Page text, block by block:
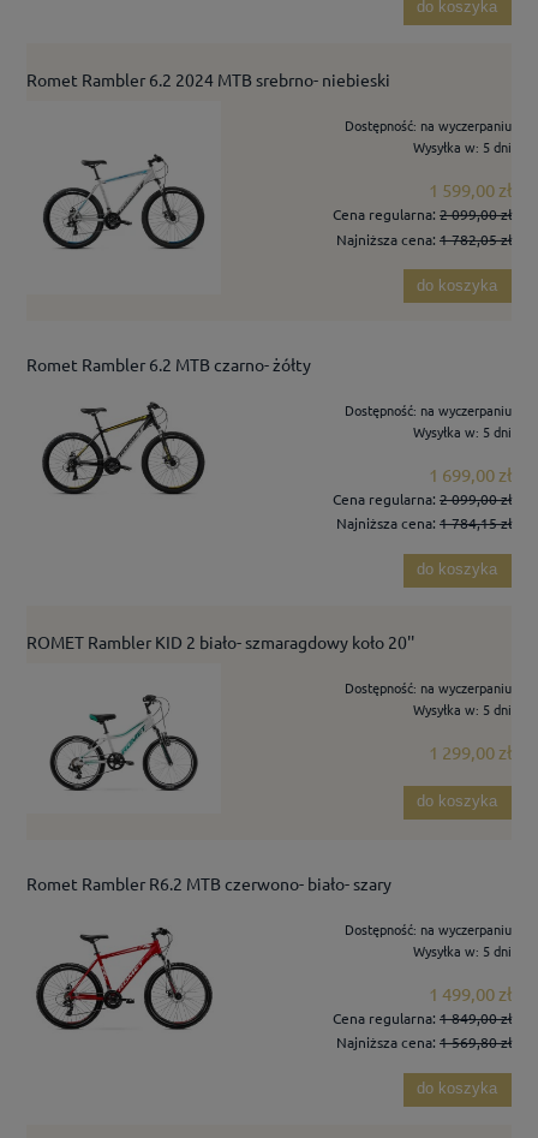
do koszyka
Romet Rambler 6.2 2024 MTB srebrno- niebieski
Dostępność: na wyczerpaniu
Wysyłka w: 5 dni
1 599,00 zł
Cena regularna: 2 099,00 zł
Najniższa cena: 1 782,05 zł
do koszyka
Romet Rambler 6.2 MTB czarno- żółty
Dostępność: na wyczerpaniu
Wysyłka w: 5 dni
1 699,00 zł
Cena regularna: 2 099,00 zł
Najniższa cena: 1 784,15 zł
do koszyka
ROMET Rambler KID 2 biało- szmaragdowy koło 20''
Dostępność: na wyczerpaniu
Wysyłka w: 5 dni
1 299,00 zł
do koszyka
Romet Rambler R6.2 MTB czerwono- biało- szary
Dostępność: na wyczerpaniu
Wysyłka w: 5 dni
1 499,00 zł
Cena regularna: 1 849,00 zł
Najniższa cena: 1 569,80 zł
do koszyka